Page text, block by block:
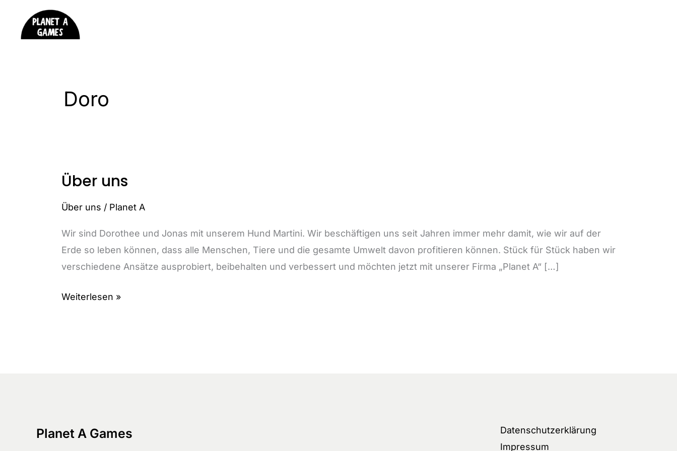
springen
Doro
Über uns
Über uns / Planet A
Wir sind Dorothee und Jonas mit unserem Hund Martini. Wir beschäftigen uns seit Jahren immer mehr damit, wie wir auf der
Erde so leben können, dass alle Menschen, Tiere und die gesamte Umwelt davon profitieren können. Stück für Stück haben wir
verschiedene Ansätze ausprobiert, beibehalten und verbessert und möchten jetzt mit unserer Firma „Planet A“ […]
Über
Weiterlesen »
Planet A Games
Datenschutzerklärung
Impressum